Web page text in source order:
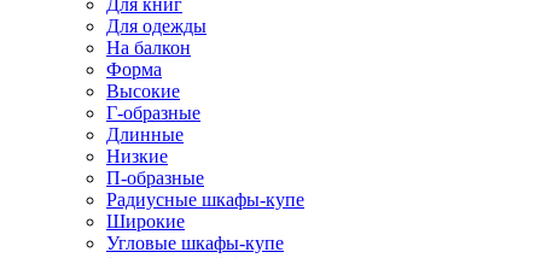
Для книг
Для одежды
На балкон
Форма
Высокие
Г-образные
Длинные
Низкие
П-образные
Радиусные шкафы-купе
Широкие
Угловые шкафы-купе